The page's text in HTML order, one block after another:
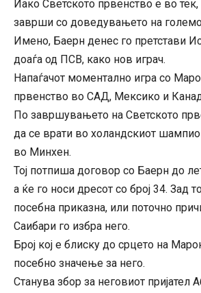
Иако Светското првенство е во
заврши со доведувањето на
Имено, Баерн денес го претстави
доаѓа од ПСВ, како нов играч.
Напаѓачот моментално игра со
првенство во САД, Мексико и
По завршувањето на Светското
да се врати во холандскиот
во Минхен.
Тој потпиша договор со Баерн до
а ќе го носи дресот со број 34. Зад
посебна приказна, или поточно
Саибари го избра него.
Број кој е блиску до срцето на
посебно значење за него.
Станува збор за неговиот пријател